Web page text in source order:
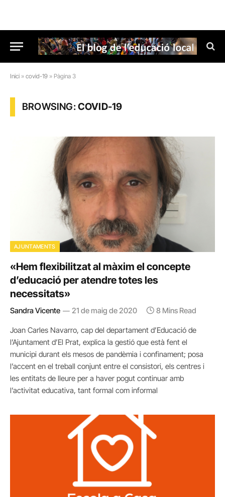
Inici » covid-19 » Pàgina 3
BROWSING:COVID-19
AJUNTAMENTS
«Hem flexibilitzat al màxim el concepte
d’educació per atendre totes les
necessitats»
Sandra Vicente 21 de maig de 2020 8 Mins Read
Joan Carles Navarro, cap del departament d’Educació de
l’Ajuntament d’El Prat, explica la gestió que està fent el
municipi durant els mesos de pandèmia i confinament; posa
l’accent en el treball conjunt entre el consistori, els centres i
les entitats de lleure per a haver pogut continuar amb
l’activitat educativa, tant formal com informal